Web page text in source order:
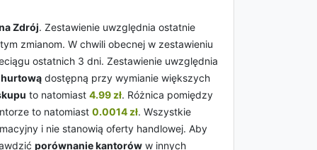
Zdrój. Zestawienie uwzględnia ostatnie
zmianom. W chwili obecnej w zestawieniu
ostatnich 3 dni. Zestawienie uwzględnia
hurtową dostępną przy wymianie większych
to natomiast 4.99 zł. Różnica pomiędzy
to natomiast 0.0014 zł. Wszystkie
i nie stanowią oferty handlowej. Aby
porównanie kantorów w innych